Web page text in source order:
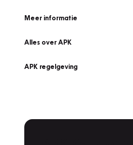
Meer informatie
Alles over APK
APK regelgeving